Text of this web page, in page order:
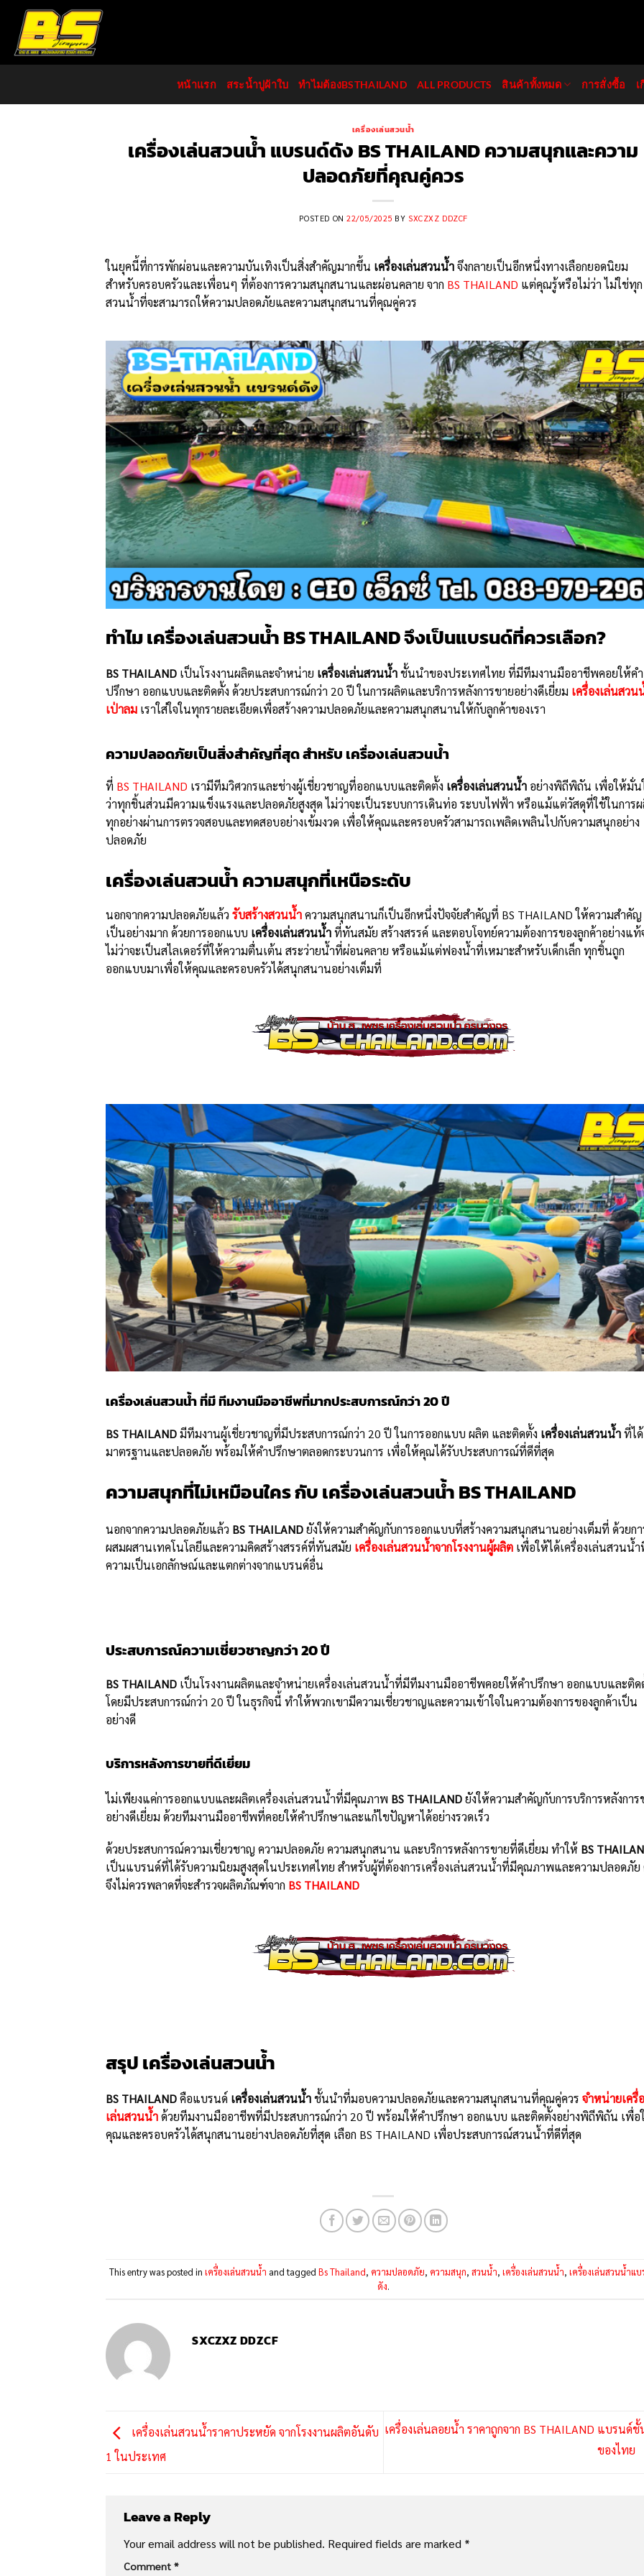
content
หน้าแรก สระน้ำปูผ้าใบ ทำไมต้องBSTHAILAND ALL PRODUCTS สินค้าทั้งหมด การสั่งซื้อ
เครื่องเล่นสวนน้ำ
เครื่องเล่นสวนน้ำ แบรนด์ดัง BS THAILAND ความสนุกและความ
ปลอดภัยที่คุณคู่ควร
POSTED ON22/05/2025 BY SXCZXZ DDZCF
ในยุคนี้ที่การพักผ่อนและความบันเทิงเป็นสิ่งสำคัญมากขึ้น เครื่องเล่นสวนน้ำจึงกลายเป็นอีกหนึ่งทางเลือกยอดนิยม
สำหรับครอบครัวและเพื่อนๆ ที่ต้องการความสนุกสนานและผ่อนคลาย จาก BS THAILAND แต่คุณรู้หรือไม่ว่า ไม่ใช่ทุก
สวนน้ำที่จะสามารถให้ความปลอดภัยและความสนุกสนานที่คุณคู่ควร
ทำไม เครื่องเล่นสวนน้ำBS THAILANDจึงเป็นแบรนด์ที่ควรเลือก?
BS THAILAND เป็นโรงงานผลิตและจำหน่าย เครื่องเล่นสวนน้ำชั้นนำของประเทศไทย ที่มีทีมงานมืออาชีพคอยให้คำ
ปรึกษา ออกแบบและติดตั้ง ด้วยประสบการณ์กว่า 20 ปี ในการผลิตและบริการหลังการขายอย่างดีเยี่ยม เครื่องเล่นสวน
เป่าลม เราใส่ใจในทุกรายละเอียดเพื่อสร้างความปลอดภัยและความสนุกสนานให้กับลูกค้าของเรา
ความปลอดภัยเป็นสิ่งสำคัญที่สุด สำหรับ เครื่องเล่นสวนน้ำ
ที่ BS THAILAND เรามีทีมวิศวกรและช่างผู้เชี่ยวชาญที่ออกแบบและติดตั้ง เครื่องเล่นสวนน้ำ อย่างพิถีพิถัน เพื่อให้มั่น
ว่าทุกชิ้นส่วนมีความแข็งแรงและปลอดภัยสูงสุด ไม่ว่าจะเป็นระบบการเดินท่อ ระบบไฟฟ้า หรือแม้แต่วัสดุที่ใช้ในการ
ทุกอย่างผ่านการตรวจสอบและทดสอบอย่างเข้มงวด เพื่อให้คุณและครอบครัวสามารถเพลิดเพลินไปกับความสนุกอย่าง
ปลอดภัย
เครื่องเล่นสวนน้ำ ความสนุกที่เหนือระดับ
นอกจากความปลอดภัยแล้ว รับสร้างสวนน้ำความสนุกสนานก็เป็นอีกหนึ่งปัจจัยสำคัญที่ BS THAILAND ให้ความสำคัญ
เป็นอย่างมาก ด้วยการออกแบบ เครื่องเล่นสวนน้ำที่ทันสมัย สร้างสรรค์ และตอบโจทย์ความต้องการของลูกค้าอย่างแท้
ไม่ว่าจะเป็นสไลเดอร์ที่ให้ความตื่นเต้น สระว่ายน้ำที่ผ่อนคลาย หรือแม้แต่ฟองน้ำที่เหมาะสำหรับเด็กเล็ก ทุกชิ้นถูก
ออกแบบมาเพื่อให้คุณและครอบครัวได้สนุกสนานอย่างเต็มที่
เครื่องเล่นสวนน้ำ ที่มี ทีมงานมืออาชีพที่มากประสบการณ์กว่า 20 ปี
BS THAILANDมีทีมงานผู้เชี่ยวชาญที่มีประสบการณ์กว่า 20 ปี ในการออกแบบ ผลิต และติดตั้ง เครื่องเล่นสวนน้ำที่ได้
มาตรฐานและปลอดภัย พร้อมให้คำปรึกษาตลอดกระบวนการ เพื่อให้คุณได้รับประสบการณ์ที่ดีที่สุด
ความสนุกที่ไม่เหมือนใคร กับ เครื่องเล่นสวนน้ำ BS THAILAND
นอกจากความปลอดภัยแล้ว BS THAILANDยังให้ความสำคัญกับการออกแบบที่สร้างความสนุกสนานอย่างเต็มที่ ด้วยกา
ผสมผสานเทคโนโลยีและความคิดสร้างสรรค์ที่ทันสมัย เครื่องเล่นสวนน้ำจากโรงงานผู้ผลิต เพื่อให้ได้เครื่องเล่นสวนน้
ความเป็นเอกลักษณ์และแตกต่างจากแบรนด์อื่น
ประสบการณ์ความเชี่ยวชาญกว่า 20 ปี
BS THAILAND เป็นโรงงานผลิตและจำหน่ายเครื่องเล่นสวนน้ำที่มีทีมงานมืออาชีพคอยให้คำปรึกษา ออกแบบและติด
โดยมีประสบการณ์กว่า 20 ปี ในธุรกิจนี้ ทำให้พวกเขามีความเชี่ยวชาญและความเข้าใจในความต้องการของลูกค้าเป็น
อย่างดี
บริการหลังการขายที่ดีเยี่ยม
ไม่เพียงแค่การออกแบบและผลิตเครื่องเล่นสวนน้ำที่มีคุณภาพ BS THAILANDยังให้ความสำคัญกับการบริการหลังการ
อย่างดีเยี่ยม ด้วยทีมงานมืออาชีพที่คอยให้คำปรึกษาและแก้ไขปัญหาได้อย่างรวดเร็ว
ด้วยประสบการณ์ความเชี่ยวชาญ ความปลอดภัย ความสนุกสนาน และบริการหลังการขายที่ดีเยี่ยม ทำให้ BS
เป็นแบรนด์ที่ได้รับความนิยมสูงสุดในประเทศไทย สำหรับผู้ที่ต้องการเครื่องเล่นสวนน้ำที่มีคุณภาพและความปลอดภั
จึงไม่ควรพลาดที่จะสำรวจผลิตภัณฑ์จาก BS THAILAND
สรุป เครื่องเล่นสวนน้ำ
BS THAILANDคือแบรนด์ เครื่องเล่นสวนน้ำชั้นนำที่มอบความปลอดภัยและความสนุกสนานที่คุณคู่ควร จำหน่ายเครื่
เล่นสวนน้ำด้วยทีมงานมืออาชีพที่มีประสบการณ์กว่า 20 ปี พร้อมให้คำปรึกษา ออกแบบ และติดตั้งอย่างพิถีพิถัน เพื่อ
คุณและครอบครัวได้สนุกสนานอย่างปลอดภัยที่สุด เลือก BS THAILAND เพื่อประสบการณ์สวนน้ำที่ดีที่สุด
This entry was posted in เครื่องเล่นสวนน้ำ and tagged Bs Thailand, ความปลอดภัย, ความสนุก, สวนน้ำ, เครื่องเล่นสวนน้ำ, เครื่องเล่นสวนน้ำแ
ดัง.
SXCZXZ DDZCF
เครื่องเล่นสวนน้ำราคาประหยัด จากโรงงานผลิตอันดับ
1 ในประเทศ
เครื่องเล่นลอยน้ำ ราคาถูกจาก BS THAILAND แบรนด์
ของไทย
Leave a Reply
Your email address will not be published. Required fields are marked *
Comment *